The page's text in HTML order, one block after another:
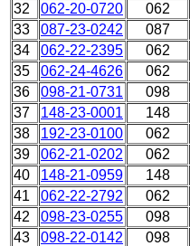
32
062-20-0720 062
33
087-23-0242 087
34
062-22-2395 062
35
062-24-4626 062
36
098-21-0731 098
37
148-23-0001 148
38
192-23-0100 062
39
062-21-0202 062
40
148-21-0959 148
41
062-22-2792 062
42
098-23-0255 098
43
098-22-0142 098